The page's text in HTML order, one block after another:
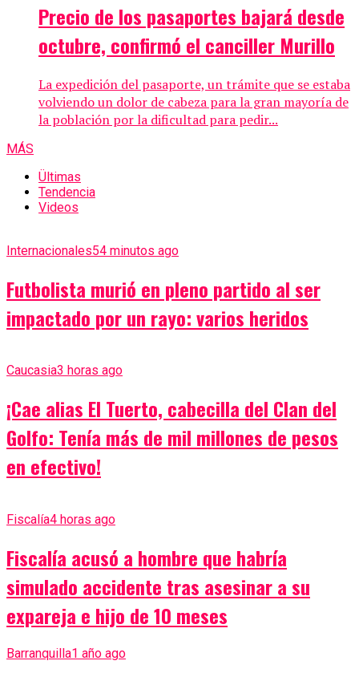
Precio de los pasaportes bajará desde
octubre, confirmó el canciller Murillo
La expedición del pasaporte, un trámite que se estaba
volviendo un dolor de cabeza para la gran mayoría de
la población por la dificultad para pedir...
MÁS
Ültimas
Tendencia
Videos
Internacionales54 minutos ago
Futbolista murió en pleno partido al ser
impactado por un rayo: varios heridos
Caucasia3 horas ago
¡Cae alias El Tuerto, cabecilla del Clan del
Golfo: Tenía más de mil millones de pesos
en efectivo!
Fiscalía4 horas ago
Fiscalía acusó a hombre que habría
simulado accidente tras asesinar a su
expareja e hijo de 10 meses
Barranquilla1 año ago